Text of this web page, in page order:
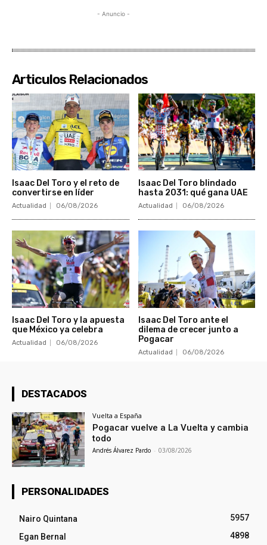
- Anuncio -
Articulos Relacionados
Isaac Del Toro y el reto de
convertirse en líder
Actualidad 06/08/2026
Isaac Del Toro blindado
hasta 2031: qué gana UAE
Actualidad 06/08/2026
Isaac Del Toro y la apuesta
que México ya celebra
Actualidad 06/08/2026
Isaac Del Toro ante el
dilema de crecer junto a
Pogacar
Actualidad 06/08/2026
DESTACADOS
Vuelta a España
Pogacar vuelve a La Vuelta y cambia
todo
Andrés Álvarez Pardo - 03/08/2026
PERSONALIDADES
Nairo Quintana
5957
Egan Bernal
4898